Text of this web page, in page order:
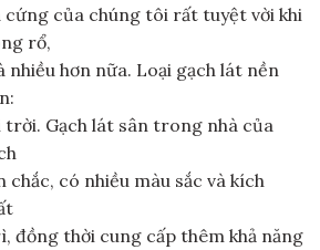
của chúng tôi rất tuyệt vời khi
rổ,
nhiều hơn nữa. Loại gạch lát nền
Gạch lát sân trong nhà của
chắc, có nhiều màu sắc và kích
đồng thời cung cấp thêm khả năng